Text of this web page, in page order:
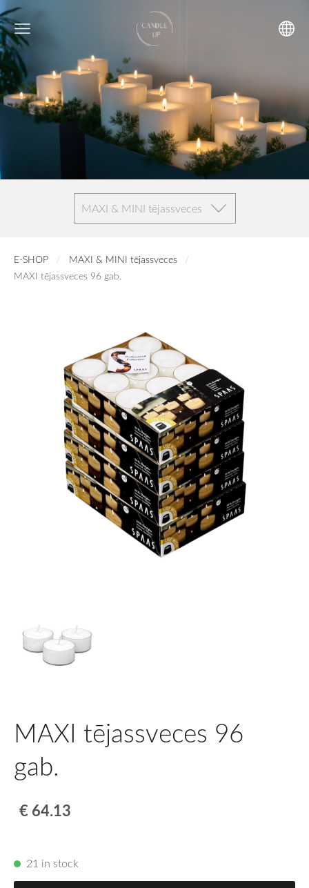
MAXI & MINI tējassveces
E-SHOP
MAXI & MINI tējassveces
MAXI tējassveces 96 gab.
MAXI tējassveces 96
gab.
€ 64.13
21 in stock